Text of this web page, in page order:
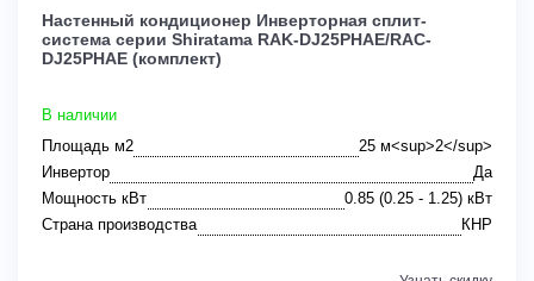
Настенный кондиционер Инверторная сплит-
система серии Shiratama RAK-DJ25PHAE/RAC-
DJ25PHAE (комплект)
В наличии
Площадь м2
25 м<sup>2</sup>
Инвертор
Да
Мощность кВт
0.85 (0.25 - 1.25) кВт
Страна производства
КНР